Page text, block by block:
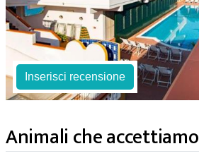
Inserisci recensione
Animali che accettiamo